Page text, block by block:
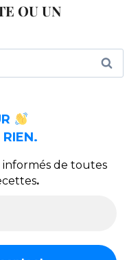
OU UN
informés de toutes
.